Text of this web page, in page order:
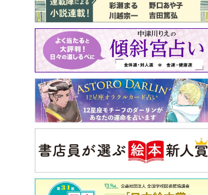
最新号
次号予告
バックナンバー
注目トピ
結婚1か月で離婚を決めました。本当に
よかったのでしょうか
義実家について、義弟が私へ怒りのLINE
ピアノの月謝、払うべき？